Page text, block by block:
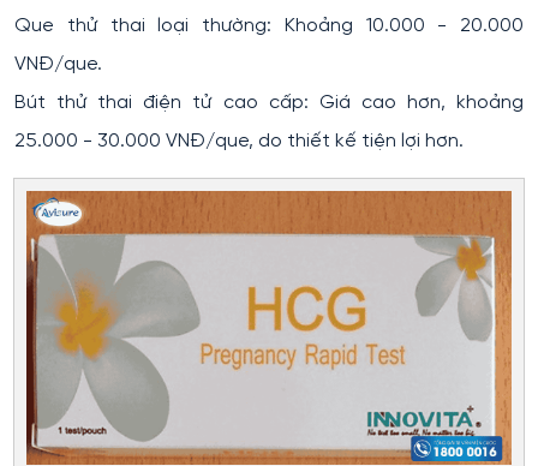
Que thử thai loại thường: Khoảng 10.000 - 20.000
VNĐ/que.
Bút thử thai điện tử cao cấp: Giá cao hơn, khoảng
25.000 - 30.000 VNĐ/que, do thiết kế tiện lợi hơn.